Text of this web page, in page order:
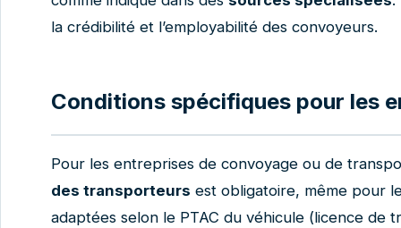
la crédibilité et l’employabilité des convoyeurs.
Conditions spécifiques pour les
Pour les entreprises de convoyage ou de
des transporteurs est obligatoire, même pour
adaptées selon le PTAC du véhicule (licence de